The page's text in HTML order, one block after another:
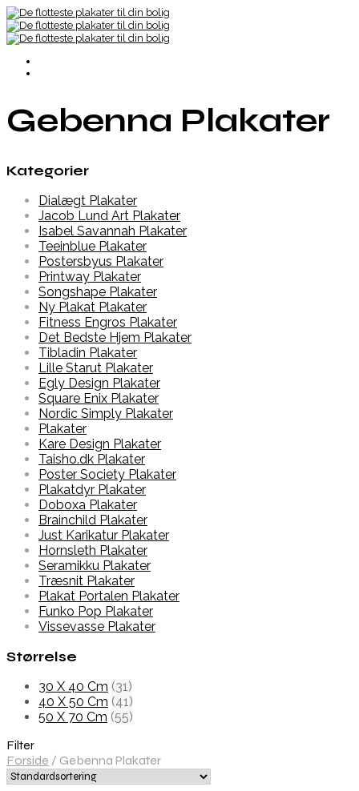
Gebenna Plakater
Kategorier
Dialægt Plakater
Jacob Lund Art Plakater
Isabel Savannah Plakater
Teeinblue Plakater
Postersbyus Plakater
Printway Plakater
Songshape Plakater
Ny Plakat Plakater
Fitness Engros Plakater
Det Bedste Hjem Plakater
Tibladin Plakater
Lille Starut Plakater
Egly Design Plakater
Square Enix Plakater
Nordic Simply Plakater
Plakater
Kare Design Plakater
Taisho.dk Plakater
Poster Society Plakater
Plakatdyr Plakater
Doboxa Plakater
Brainchild Plakater
Just Karikatur Plakater
Hornsleth Plakater
Seramikku Plakater
Træsnit Plakater
Plakat Portalen Plakater
Funko Pop Plakater
Vissevasse Plakater
Størrelse
30 X 40 Cm (31)
40 X 50 Cm (41)
50 X 70 Cm (55)
Filter
Forside / Gebenna Plakater